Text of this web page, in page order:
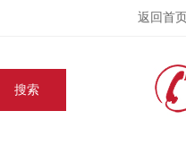
返回首页